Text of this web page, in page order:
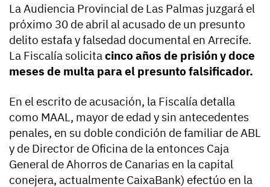
La Audiencia Provincial de Las Palmas juzgará el
próximo 30 de abril al acusado de un presunto
delito estafa y falsedad documental en Arrecife.
La Fiscalía solicita cinco años de prisión y doce
meses de multa para el presunto falsificador.
En el escrito de acusación, la Fiscalía detalla
como MAAL, mayor de edad y sin antecedentes
penales, en su doble condición de familiar de ABL
y de Director de Oficina de la entonces Caja
General de Ahorros de Canarias en la capital
conejera, actualmente CaixaBank) efectúo en la